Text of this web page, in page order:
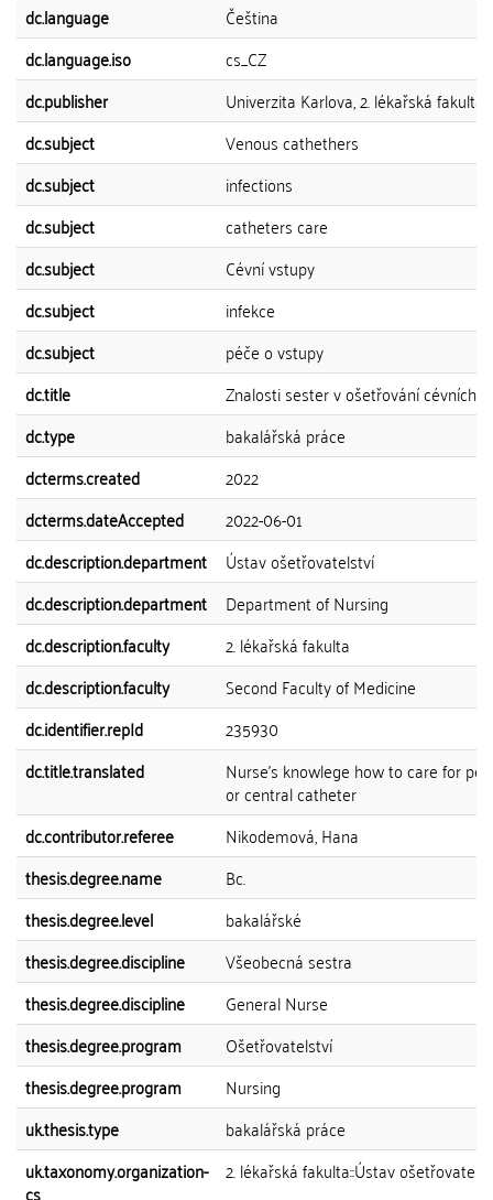
dc.language
Čeština
dc.language.iso
cs_CZ
dc.publisher
Univerzita Karlova, 2. lékařská fakulta
dc.subject
Venous cathethers
dc.subject
infections
dc.subject
catheters care
dc.subject
Cévní vstupy
dc.subject
infekce
dc.subject
péče o vstupy
dc.title
Znalosti sester v ošetřování cévních
dc.type
bakalářská práce
dcterms.created
2022
dcterms.dateAccepted
2022-06-01
dc.description.department
Ústav ošetřovatelství
dc.description.department
Department of Nursing
dc.description.faculty
2. lékařská fakulta
dc.description.faculty
Second Faculty of Medicine
dc.identifier.repId
235930
dc.title.translated
Nurse's knowlege how to care for
or central catheter
dc.contributor.referee
Nikodemová, Hana
thesis.degree.name
Bc.
thesis.degree.level
bakalářské
thesis.degree.discipline
Všeobecná sestra
thesis.degree.discipline
General Nurse
thesis.degree.program
Ošetřovatelství
thesis.degree.program
Nursing
uk.thesis.type
bakalářská práce
uk.taxonomy.organization-
cs
2. lékařská fakulta::Ústav